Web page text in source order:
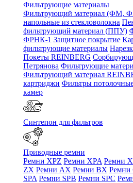
Фильтрующие материалы
Фильтрующий материал (ФМ,
напольные из стекловолокна
фильтрующий материал (ППУ)
ФРНК-1 Защитное покрытие
фильтрующие материалы
Покеты REINBERG
Петрянова Фильтрующие
Фильтрующий материал
картриджи Фильтры
камер
Синтепон для фильтров
Приводные ремни
Ремни XPZ Ремни XPA Ремни
ZX Ремни AX Ремни BX Ремни
SPA Ремни SPB Ремни SPC